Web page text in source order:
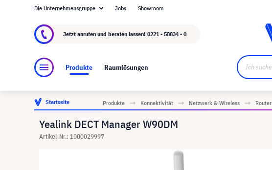
Über visunext.de
Die Unternehmensgruppe Jobs Showroom
Jetzt anrufen und beraten lassen! 0221 - 58834 - 0
Produkte Raumlösungen
Startseite Produkte Konnektivität Netzwerk & Wireless
Yealink DECT Manager W90DM
Artikel-Nr.: 1000029997